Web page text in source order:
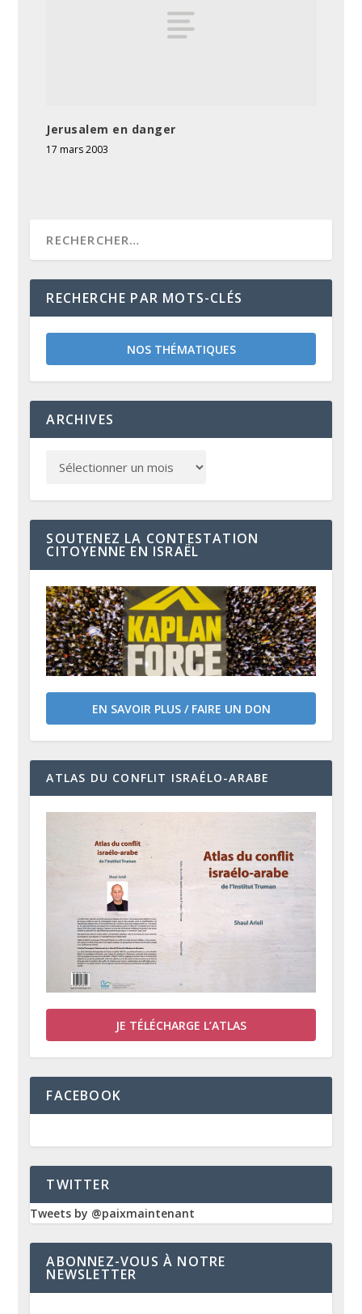
Jerusalem en danger
17 mars 2003
RECHERCHE PAR MOTS-CLÉS
NOS THÉMATIQUES
ARCHIVES
SOUTENEZ LA CONTESTATION
CITOYENNE EN ISRAËL
EN SAVOIR PLUS / FAIRE UN DON
ATLAS DU CONFLIT ISRAÉLO-ARABE
JE TÉLÉCHARGE L’ATLAS
FACEBOOK
TWITTER
Tweets by @paixmaintenant
ABONNEZ-VOUS À NOTRE
NEWSLETTER